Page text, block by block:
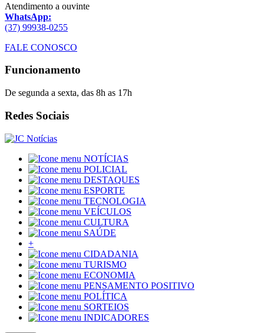
Atendimento a ouvinte
WhatsApp:
(37) 99938-0255
FALE CONOSCO
Funcionamento
De segunda a sexta, das 8h as 17h
Redes Sociais
NOTÍCIAS
POLICIAL
DESTAQUES
ESPORTE
TECNOLOGIA
VEÍCULOS
CULTURA
SAÚDE
+
CIDADANIA
TURISMO
ECONOMIA
PENSAMENTO POSITIVO
POLÍTICA
SORTEIOS
INDICADORES